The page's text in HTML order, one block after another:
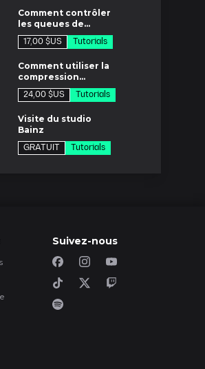
Comment contrôler
les queues de
réverbération sur
les voix
17,00 $US
Tutorials
Comment utiliser la
compression
multibande
24,00 $US
Tutorials
Visite du studio
Bainz
GRATUIT
Tutorials
39,00 $US
Inside the mix
Mélanger avec les
plugins Softube
GRATUIT
Suivez-nous